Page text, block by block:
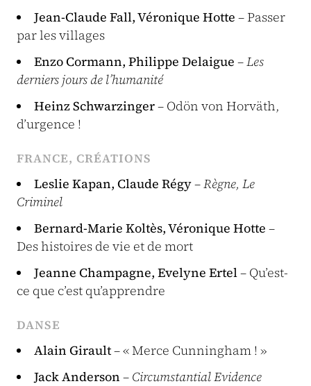
Jean-Claude Fall, Véronique Hotte – Passer
par les villages
Enzo Cormann, Philippe Delaigue –Les
derniers jours de l’humanité
Heinz Schwarzinger– Odön von Horväth,
d’urgence !
FRANCE, CRÉATIONS
Leslie Kapan, Claude Régy–Règne, Le
Criminel
Bernard-Marie Koltès, Véronique Hotte –
Des histoires de vie et de mort
Jeanne Champagne, Evelyne Ertel– Qu’est-
ce que c’est qu’apprendre
DANSE
Alain Girault– « Merce Cunningham ! »
Jack Anderson – Circumstantial Evidence